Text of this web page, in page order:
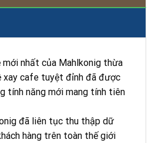
mới nhất của Mahlkonig thừa
xay cafe tuyệt đỉnh đã được
tính năng mới mang tính tiên
đã liên tục thu thập dữ
hàng trên toàn thế giới